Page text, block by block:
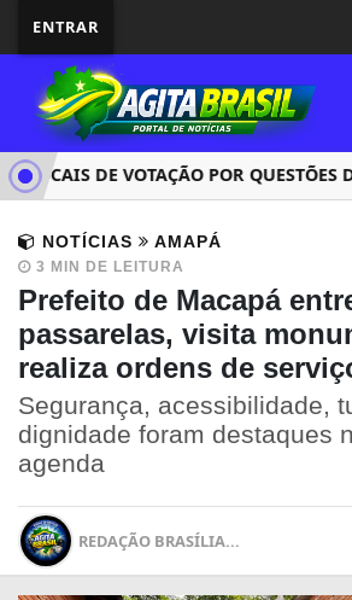
ENTRAR
DE VOTAÇÃO POR QUESTÕES DE
NOTÍCIAS AMAPÁ
3 MIN DE LEITURA
Prefeito de Macapá
passarelas, visita
realiza ordens de
Segurança, acessibilidade,
dignidade foram destaques
agenda
REDAÇÃO BRASÍLIA...